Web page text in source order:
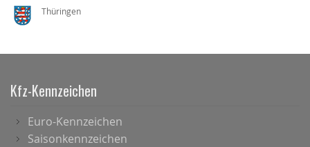
Thüringen
Kfz-Kennzeichen
Euro-Kennzeichen
Saisonkennzeichen